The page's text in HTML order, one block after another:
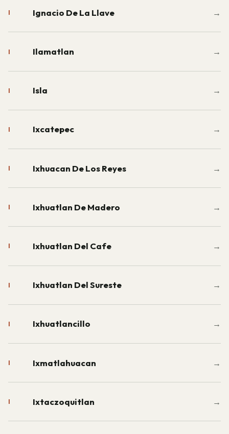
I Ignacio De La Llave →
I Ilamatlan →
I Isla →
I Ixcatepec →
I Ixhuacan De Los Reyes →
I Ixhuatlan De Madero →
I Ixhuatlan Del Cafe →
I Ixhuatlan Del Sureste →
I Ixhuatlancillo →
I Ixmatlahuacan →
I Ixtaczoquitlan →